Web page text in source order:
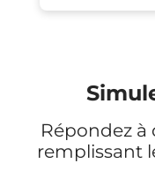
Répondez
remplissant